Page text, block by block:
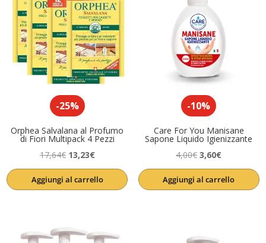
-25%
Orphea Salvalana al Profumo
di Fiori Multipack 4 Pezzi
17,64€ Il
prezzo
originale
13,23€Il
prezzo
attuale
Aggiungi al carrello
-10%
Care For You Manisane
Sapone Liquido Igienizzante
4,00€ Il
prezzo
originale
3,60€Il
prezzo
attuale
Aggiungi al carrello